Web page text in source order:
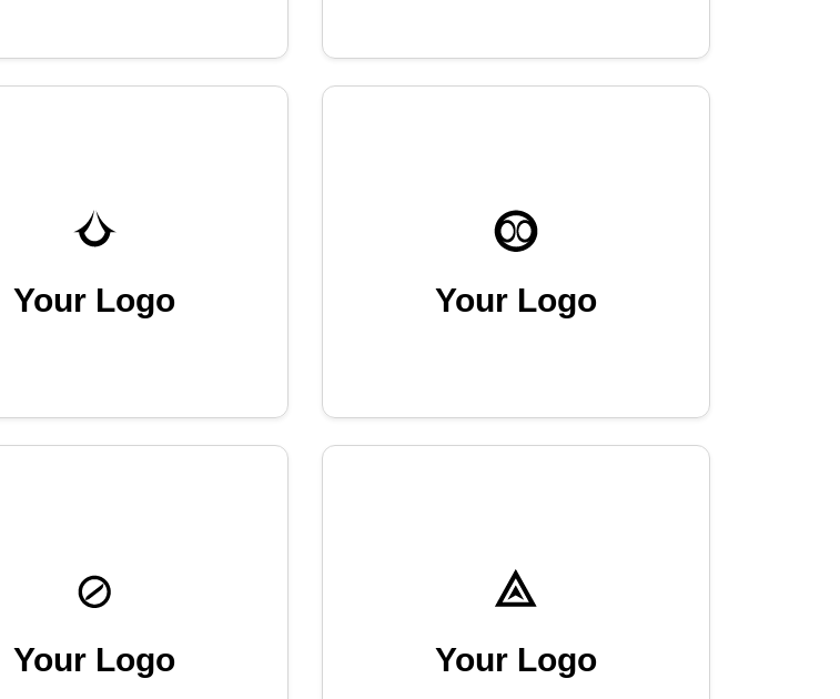
Your Logo Your Logo
Your Logo Your Logo